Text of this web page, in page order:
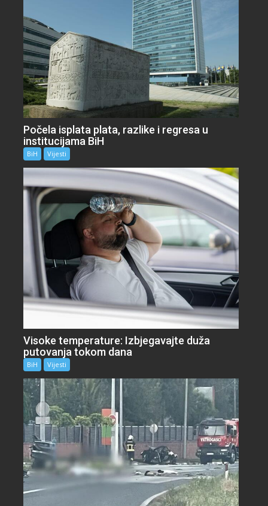
Počela isplata plata, razlike i regresa u
institucijama BiH
BiH Vijesti
Visoke temperature: Izbjegavajte duža
putovanja tokom dana
BiH Vijesti